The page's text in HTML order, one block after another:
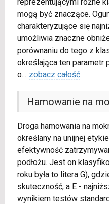
mogą być znaczące.
charakteryzujące się
umożliwia znaczne
porównaniu do tego z
określająca ten parametr
o... zobacz całość
Hamowanie na
Droga hamowania na
określany na unijnej
efektywność
podłożu. Jest on
roku była to litera G),
skuteczność, a E -
wynikiem testów